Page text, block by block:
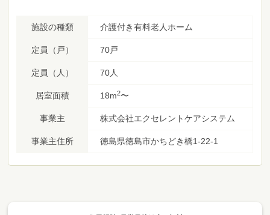
施設の種類 介護付き有料老人ホーム
定員（戸） 70戸
定員（人） 70人
居室面積 18m2〜
事業主 株式会社エクセレントケアシステム
事業主住所 徳島県徳島市かちどき橋1-22-1